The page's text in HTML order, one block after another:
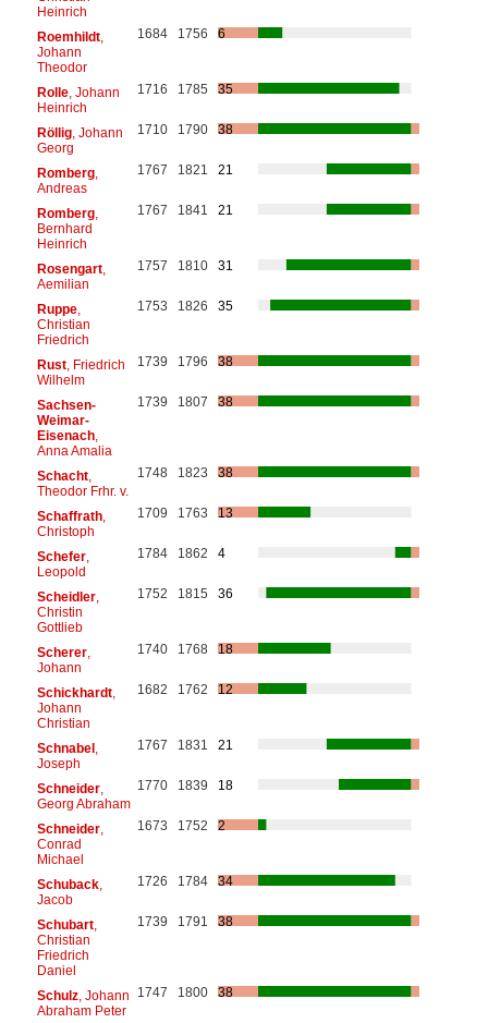
Heinrich
Roemhildt,
Johann
Theodor
1684 1756 6
Rolle, Johann
Heinrich
1716 1785 35
Röllig, Johann
Georg
1710 1790 38
Romberg,
Andreas
1767 1821 21
Romberg,
Bernhard
Heinrich
1767 1841 21
Rosengart,
Aemilian
1757 1810 31
Ruppe,
Christian
Friedrich
1753 1826 35
Rust, Friedrich
Wilhelm
1739 1796 38
Sachsen-
Weimar-
Eisenach,
Anna Amalia
1739 1807 38
Schacht,
Theodor Frhr. v.
1748 1823 38
Schaffrath,
Christoph
1709 1763 13
Schefer,
Leopold
1784 1862 4
Scheidler,
Christin
Gottlieb
1752 1815 36
Scherer,
Johann
1740 1768 18
Schickhardt,
Johann
Christian
1682 1762 12
Schnabel,
Joseph
1767 1831 21
Schneider,
Georg Abraham
1770 1839 18
Schneider,
Conrad
Michael
1673 1752 2
Schuback,
Jacob
1726 1784 34
Schubart,
Christian
Friedrich
Daniel
1739 1791 38
Schulz, Johann
Abraham Peter
1747 1800 38